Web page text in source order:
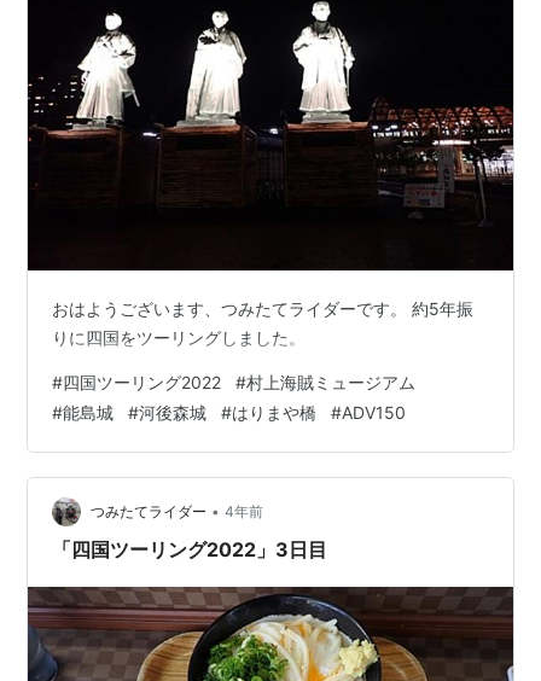
おはようございます、つみたてライダーです。 約5年振
りに四国をツーリングしました。
#四国ツーリング2022 #村上海賊ミュージアム
#能島城 #河後森城 #はりまや橋 #ADV150
つみたてライダー • 4年前
「四国ツーリング2022」3日目